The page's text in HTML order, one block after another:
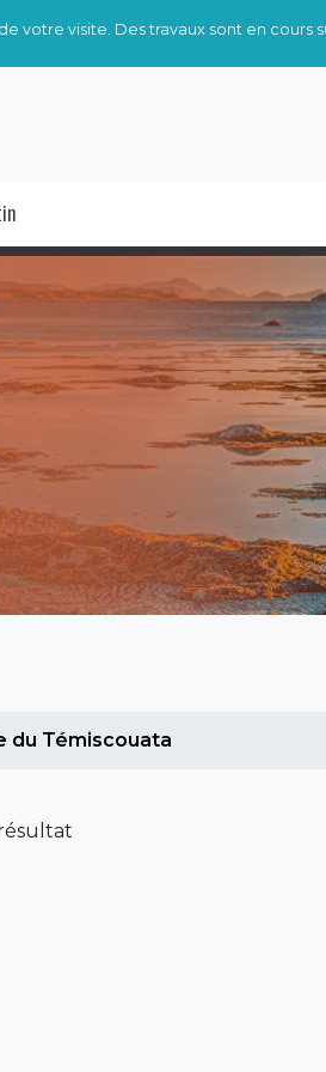
votre visite. Des travaux sont en cours
du Témiscouata